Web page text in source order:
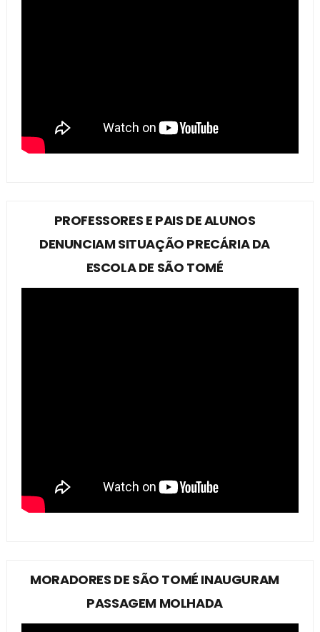
PROFESSORES E PAIS DE ALUNOS
DENUNCIAM SITUAÇÃO PRECÁRIA DA
ESCOLA DE SÃO TOMÉ
MORADORES DE SÃO TOMÉ INAUGURAM
PASSAGEM MOLHADA